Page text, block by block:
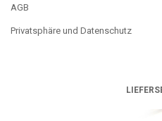
AGB
Privatsphäre und Datenschutz